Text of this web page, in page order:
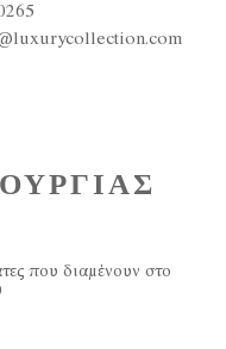
που διαμένουν στο